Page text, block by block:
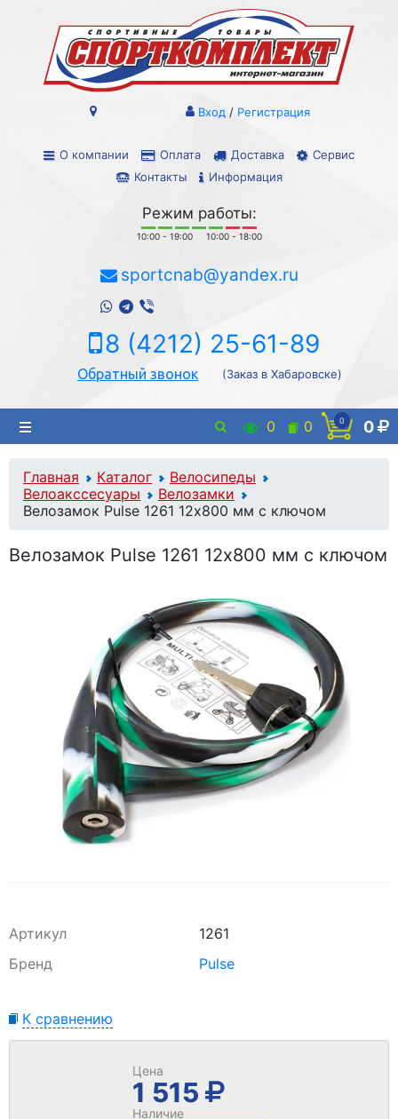
О компании Оплата Доставка
Сервис
Контакты
Информация
Вход / Регистрация
Режим работы:
10:00 - 19:00 10:00 - 18:00
sportcnab@yandex.ru
8 (4212) 25-61-89
Обратный звонок (Заказ в Хабаровске)
0 0 0 0
Главная Каталог
Велосипеды
Велоакссесуары
Велозамки
Велозамок Pulse 1261 12х800 мм с ключом
Велозамок Pulse 1261 12х800 мм с ключом
Артикул
1261
Бренд
Pulse
К сравнению
Цена
1 515
Наличие